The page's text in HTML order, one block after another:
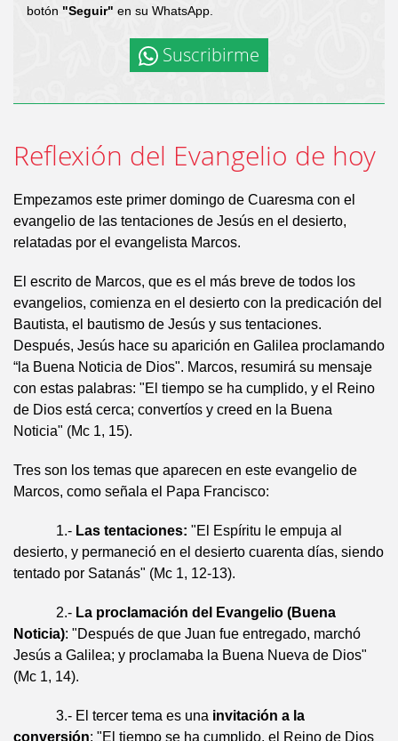
botón "Seguir" en su WhatsApp.
Suscribirme
Reflexión del Evangelio de hoy
Empezamos este primer domingo de Cuaresma con el
evangelio de las tentaciones de Jesús en el desierto,
relatadas por el evangelista Marcos.
El escrito de Marcos, que es el más breve de todos los
evangelios, comienza en el desierto con la predicación del
Bautista, el bautismo de Jesús y sus tentaciones.
Después, Jesús hace su aparición en Galilea proclamando
“la Buena Noticia de Dios". Marcos, resumirá su mensaje
con estas palabras: "El tiempo se ha cumplido, y el Reino
de Dios está cerca; convertíos y creed en la Buena
Noticia" (Mc 1, 15).
Tres son los temas que aparecen en este evangelio de
Marcos, como señala el Papa Francisco:
1.- Las tentaciones: "El Espíritu le empuja al
desierto, y permaneció en el desierto cuarenta días, siendo
tentado por Satanás" (Mc 1, 12-13).
2.- La proclamación del Evangelio (Buena
Noticia): "Después de que Juan fue entregado, marchó
Jesús a Galilea; y proclamaba la Buena Nueva de Dios"
(Mc 1, 14).
3.- El tercer tema es una invitación a la
conversión: "El tiempo se ha cumplido, el Reino de Dios